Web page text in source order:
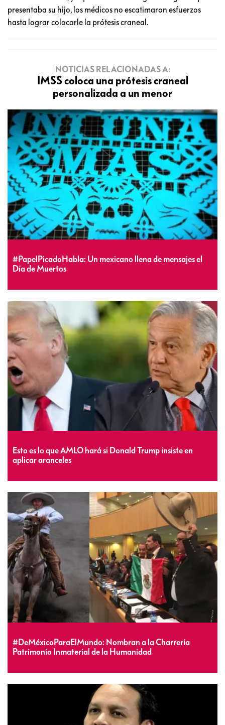
presentaba su hijo, los médicos no escatimaron esfuerzos
hasta lograr colocarle la prótesis craneal.
NOTICIAS RELACIONADAS A:
IMSS coloca una prótesis craneal
personalizada a un menor
#PapelPicadoHabla: Un mexicano llena de mensajes el
Día de Muertos
Esto es lo que AMLO hará si Donald Trump insiste en
aplicar aranceles
#DeMéxicoParaElMundo: Nombran a la Charrería
Patrimonio Inmaterial de la Humanidad